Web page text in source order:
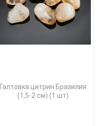
Галтовка цитрин Бразилия
(1,5-2 см) (1 шт)